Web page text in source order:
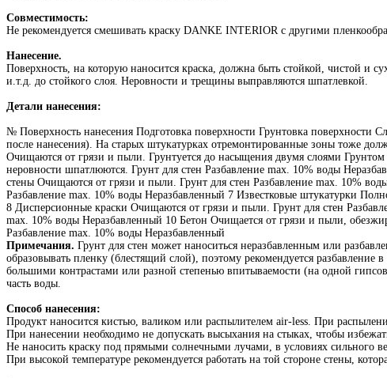
Совместимость:
Не рекомендуется смешивать краску DANKE INTERIOR с другими
Нанесение.
Поверхность, на которую наносится краска, должна быть стойкой, чистой и
и.т.д. до стойкого слоя. Неровности и трещины выправляются шпатлевкой.
Детали нанесения:
№ Поверхность нанесения Подготовка поверхности Грунтовка
после нанесения). На старых штукатурках отремонтированные зоны тоже
Очищаются от грязи и пыли. Грунтуется до насыщения двумя слоями
неровности шпатлюются. Грунт для стен Разбавление max. 10% воды
стены Очищаются от грязи и пыли. Грунт для стен Разбавление max. 10%
Разбавление max. 10% воды Неразбавленный 7 Известковые штукатурки
8 Дисперсионные краски Очищаются от грязи и пыли. Грунт для стен
max. 10% воды Неразбавленный 10 Бетон Очищается от грязи и пыли,
Разбавление max. 10% воды Неразбавленный
Примечания. Грунт для стен может наноситься неразбавленным или
образовывать пленку (блестящий слой), поэтому рекомендуется
большими контрастами или разной степенью впитываемости (на одной
часть воды.
Способ нанесения:
Продукт наносится кистью, валиком или распылителем air-less. При
При нанесении необходимо не допускать высыхания на стыках, чтобы
Не наносить краску под прямыми солнечными лучами, в условиях сильного
При высокой температуре рекомендуется работать на той стороне стены,